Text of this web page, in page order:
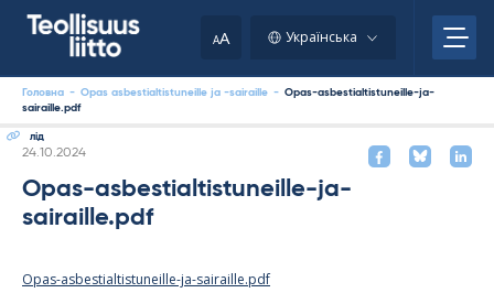
AA Українська
Головна - Opas asbestialtistuneille ja -sairaille - Opas-asbestialtistuneille-ja-
sairaille.pdf
лід
Kirjoitettu
24.10.2024
Opas-asbestialtistuneille-ja-
sairaille.pdf
Opas-asbestialtistuneille-ja-sairaille.pdf